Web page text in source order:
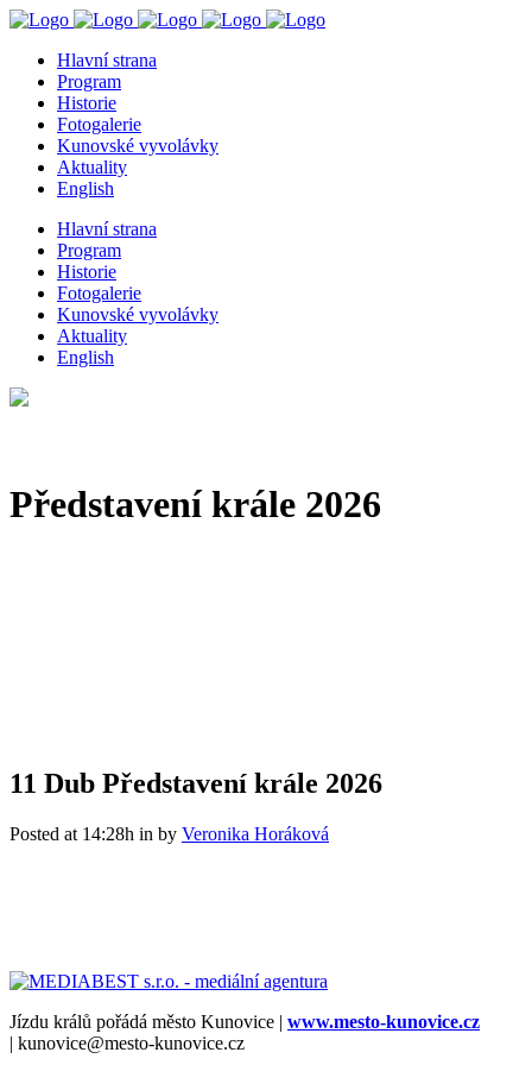
Hlavní strana
Program
Historie
Fotogalerie
Kunovské vyvolávky
Aktuality
English
Hlavní strana
Program
Historie
Fotogalerie
Kunovské vyvolávky
Aktuality
English
Představení krále 2026
11 Dub Představení krále 2026
Posted at 14:28h in by Veronika Horáková
Jízdu králů pořádá město Kunovice | www.mesto-kunovice.cz
| kunovice@mesto-kunovice.cz